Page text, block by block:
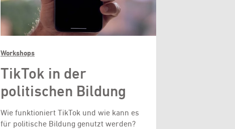
Workshops
TikTok in der
politischen Bildung
Wie funktioniert TikTok und wie kann es
für politische Bildung genutzt werden?